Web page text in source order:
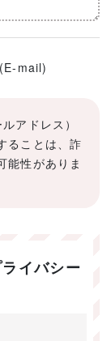
mail)
アドレス）
ることは、詐
能性がありま
イバシー